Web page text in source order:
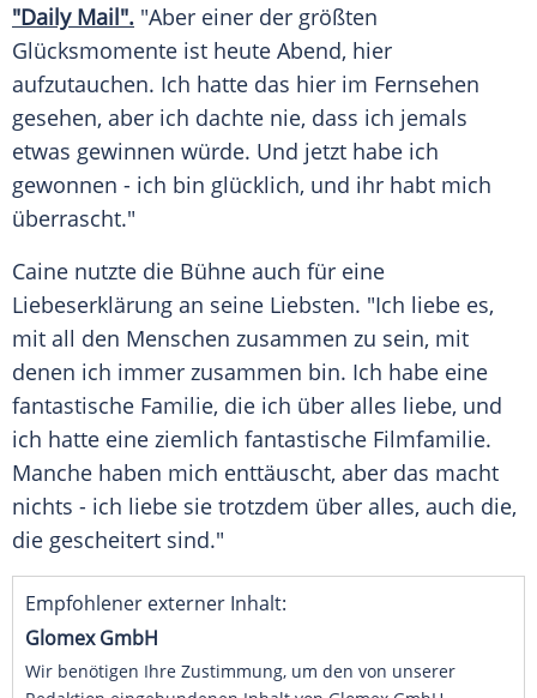
"Daily Mail". "Aber einer der größten
Glücksmomente ist heute Abend, hier
aufzutauchen. Ich hatte das hier im Fernsehen
gesehen, aber ich dachte nie, dass ich jemals
etwas gewinnen würde. Und jetzt habe ich
gewonnen - ich bin glücklich, und ihr habt mich
überrascht."
Caine nutzte die Bühne auch für eine
Liebeserklärung an seine Liebsten. "Ich liebe es,
mit all den Menschen zusammen zu sein, mit
denen ich immer zusammen bin. Ich habe eine
fantastische Familie, die ich über alles liebe, und
ich hatte eine ziemlich fantastische Filmfamilie.
Manche haben mich enttäuscht, aber das macht
nichts - ich liebe sie trotzdem über alles, auch die,
die gescheitert sind."
Empfohlener externer Inhalt:
Glomex GmbH
Wir benötigen Ihre Zustimmung, um den von unserer